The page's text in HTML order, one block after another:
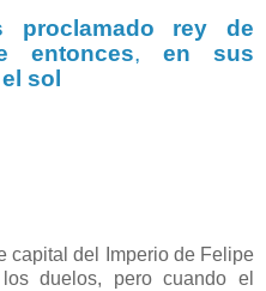
proclamado rey de
, en sus
sol
capital del Imperio de Felipe
duelos, pero cuando el